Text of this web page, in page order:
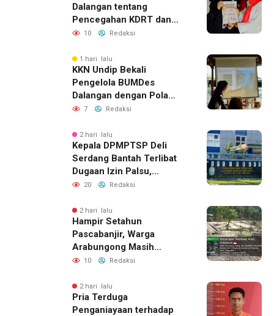
Dalangan tentang
Pencegahan KDRT dan
Komunikasi Keluarga
10 Redaksi
1 hari lalu
KKN Undip Bekali
Pengelola BUMDes
Dalangan dengan Pola
Pikir Inovatif
7 Redaksi
2 hari lalu
Kepala DPMPTSP Deli
Serdang Bantah Terlibat
Dugaan Izin Palsu,
Tegaskan Proses
Jalur Resmi
20 Redaksi
2 hari lalu
Hampir Setahun
Pascabanjir, Warga
Arabungong Masih
Menunggu Bantuan
10 Redaksi
2 hari lalu
Pria Terduga
Penganiayaan terhadap